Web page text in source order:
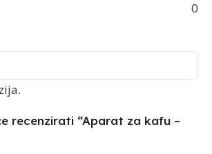
0
recenzirati “Aparat za kafu –